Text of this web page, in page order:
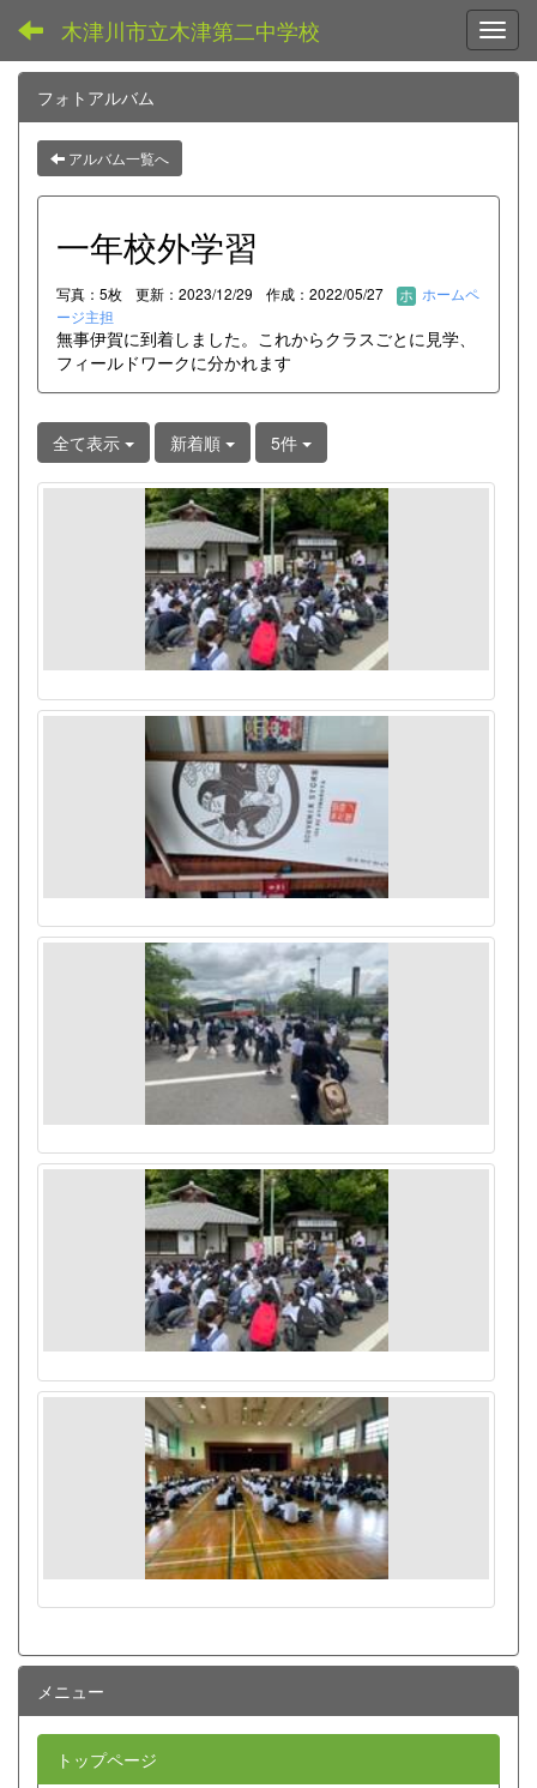
木津川市立木津第二中学校
フォトアルバム
アルバム一覧へ
一年校外学習
写真：5枚 更新：2023/12/29 作成：2022/05/27
ホームペ
ージ主担
無事伊賀に到着しました。これからクラスごとに見学、
フィールドワークに分かれます
全て表示 新着順 5件
メニュー
トップページ